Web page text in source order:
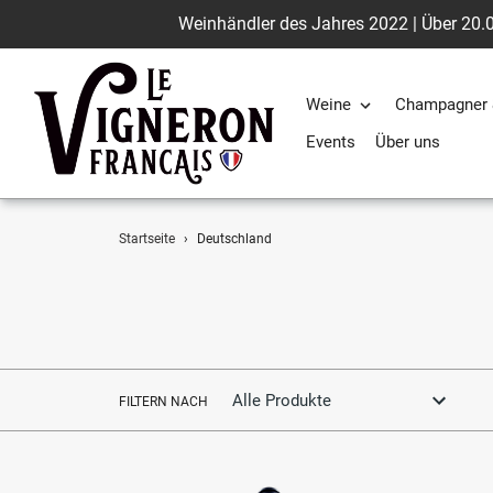
Weinhändler des Jahres 2022 | Über
Weine Champagner
Events
Über uns
Startseite › Deutschland
FILTERN NACH